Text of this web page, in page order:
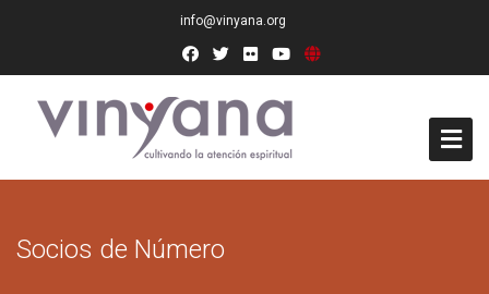
info@vinyana.org
Conócenos
Socios de Número